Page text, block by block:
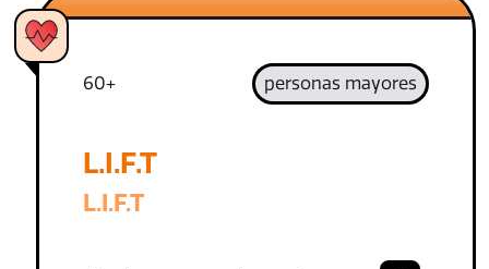
60+ personas mayores
L.I.F.T
L.I.F.T